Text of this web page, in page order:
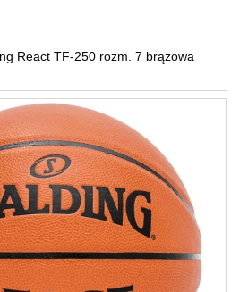
React TF-250 rozm. 7 brązowa